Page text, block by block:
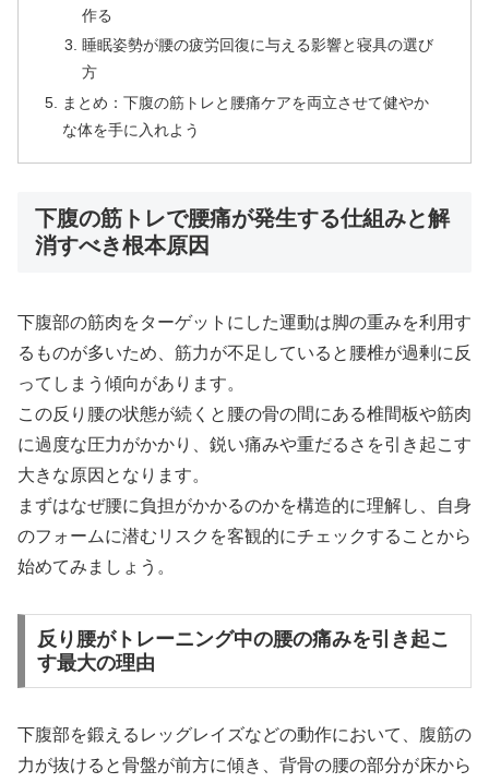
作る
睡眠姿勢が腰の疲労回復に与える影響と寝具の選び
方
まとめ：下腹の筋トレと腰痛ケアを両立させて健やか
な体を手に入れよう
下腹の筋トレで腰痛が発生する仕組みと解
消すべき根本原因
下腹部の筋肉をターゲットにした運動は脚の重みを利用す
るものが多いため、筋力が不足していると腰椎が過剰に反
ってしまう傾向があります。
この反り腰の状態が続くと腰の骨の間にある椎間板や筋肉
に過度な圧力がかかり、鋭い痛みや重だるさを引き起こす
大きな原因となります。
まずはなぜ腰に負担がかかるのかを構造的に理解し、自身
のフォームに潜むリスクを客観的にチェックすることから
始めてみましょう。
反り腰がトレーニング中の腰の痛みを引き起こ
す最大の理由
下腹部を鍛えるレッグレイズなどの動作において、腹筋の
力が抜けると骨盤が前方に傾き、背骨の腰の部分が床から